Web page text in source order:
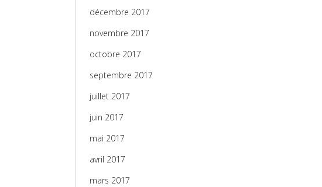
décembre 2017
novembre 2017
octobre 2017
septembre 2017
juillet 2017
juin 2017
mai 2017
avril 2017
mars 2017